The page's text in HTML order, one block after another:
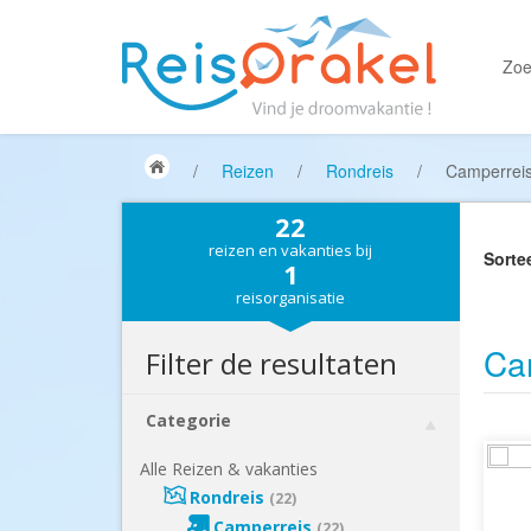
/ Reizen / Rondreis /
22
reizen en vakanties bij
1
reisorganisatie
Filter de resultaten
Categorie
Alle Reizen & vakanties
Rondreis (22)